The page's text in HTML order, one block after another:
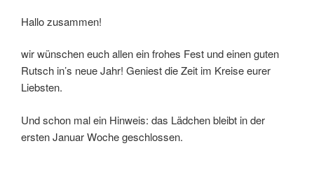
Hallo zusammen!
wir wünschen euch allen ein frohes Fest und einen guten
Rutsch in’s neue Jahr! Geniest die Zeit im Kreise eurer
Liebsten.
Und schon mal ein Hinweis: das Lädchen bleibt in der
ersten Januar Woche geschlossen.